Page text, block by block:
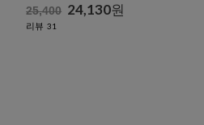
25,400 24,130원
리뷰 31